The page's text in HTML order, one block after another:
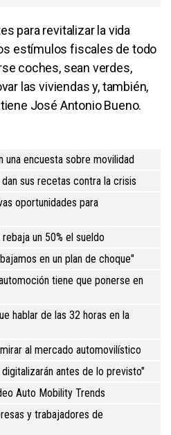
para revitalizar la vida
estímulos fiscales de todo
coches, sean verdes,
las viviendas y, también,
José Antonio Bueno.
una encuesta sobre movilidad
sus recetas contra la crisis
oportunidades para
un 50% el sueldo
en un plan de choque"
tiene que ponerse en
hablar de las 32 horas en la
al mercado automovilístico
antes de lo previsto"
Auto Mobility Trends
y trabajadores de